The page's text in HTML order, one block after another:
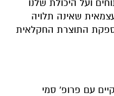
ועל היכולת שלנו
שאינה תלויה
התוצרת החקלאית
עם פרופ' סמי